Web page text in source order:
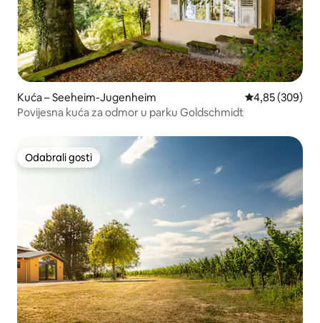
Kuća – Seeheim-Jugenheim Prosječna
4,85 (309)
Povijesna kuća za odmor u parku Goldschmidt
Odabrali gosti
Odabrali gosti